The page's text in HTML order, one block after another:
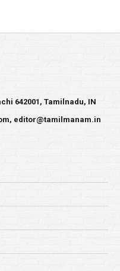
642001, Tamilnadu, IN
, editor@tamilmanam.in